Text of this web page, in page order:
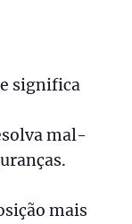
significa
mal-
mais